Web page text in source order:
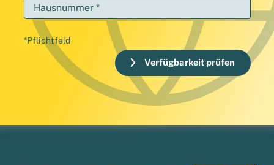
Hausnummer *
*Pflichtfeld
Verfügbarkeit prüfen